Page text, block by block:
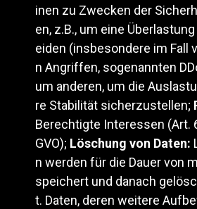
inen zu Zwecken der
en, z.B., um eine
eiden (insbesondere im Fall
n Angriffen, sogenannten
um anderen, um die
re Stabilität sicherzustellen;
Berechtigte Interessen (Art.
GVO); Löschung von Daten:
n werden für die Dauer von
speichert und danach
t. Daten, deren weitere